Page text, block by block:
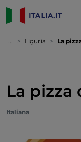
... Liguria La
La pizza
Italiana